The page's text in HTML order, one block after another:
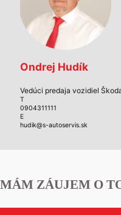
Ondrej Hudík
Vedúci predaja vozidiel
T
0904311111
E
hudik@s-autoservis.sk
MÁM ZÁUJEM O